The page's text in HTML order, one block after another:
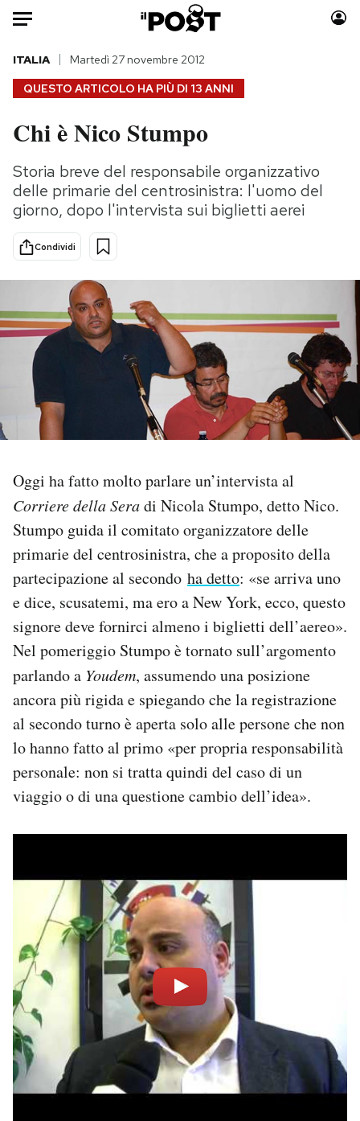
Auto
HOME
Italia
Politica
Tecnologia
Scienza
Economia
Sport
Moda
Consumismi
Storie/Idee
Mondiali calcio 2026
PODCAST
I MIEI PREFERITI
SHOP
CALENDARIO
AREA PERSONALE
Area Personale
Newsletter
Notifiche mobile
Regala il Post
Hai bisogno di aiuto?
Esci
QUESTO ARTICOLO HA PIÙ DI 13 ANNI
ITALIA Martedì 27 novembre 2012
Chi è Nico Stumpo
Storia breve del responsabile organizzativo
delle primarie del centrosinistra: l'uomo del
giorno, dopo l'intervista sui biglietti aerei
Condividi
Oggi ha fatto molto parlare un’intervista al
Corriere della Seradi Nicola Stumpo, detto Nico.
Stumpo guida il comitato organizzatore delle
primarie del centrosinistra, che a proposito della
partecipazione al secondo ha detto: «se arriva uno
e dice, scusatemi, ma ero a New York, ecco, questo
signore deve fornirci almeno i biglietti dell’aereo».
Nel pomeriggio Stumpo è tornato sull’argomento
parlando a Youdem, assumendo una posizione
ancora più rigida e spiegando che la registrazione
al secondo turno è aperta solo alle persone che non
lo hanno fatto al primo «per propria responsabilità
personale: non si tratta quindi del caso di un
viaggio o di una questione cambio dell’idea».